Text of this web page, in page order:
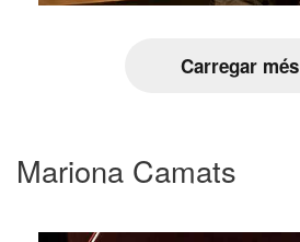
Carregar més
Mariona Camats